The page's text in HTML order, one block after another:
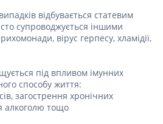
відбувається статевим
супроводжується іншими
вірус герпесу, хламідії,
під впливом імунних
способу життя:
загострення хронічних
алкоголю тощо